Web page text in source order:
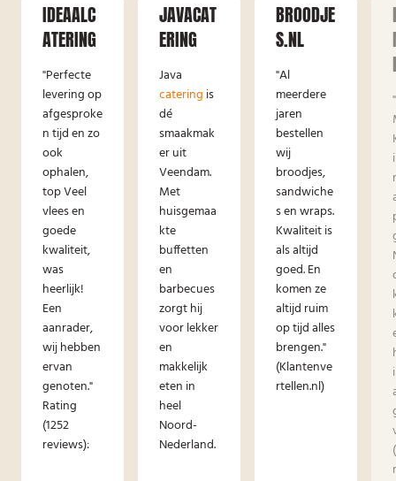
IDEAALC
ATERING
"Perfecte
levering op
afgesproke
n tijd en zo
ook
ophalen,
top Veel
vlees en
goede
kwaliteit,
was
heerlijk!
Een
aanrader,
wij hebben
ervan
genoten."
Rating
(1252
reviews):
JAVACAT
ERING
Java
catering is
dé
smaakmak
er uit
Veendam.
Met
huisgemaa
kte
buffetten
en
barbecues
zorgt hij
voor lekker
en
makkelijk
eten in
heel
Noord-
Nederland.
BROODJE
S.NL
"Al
meerdere
jaren
bestellen
wij
broodjes,
sandwiche
s en wraps.
Kwaliteit is
als altijd
goed. En
komen ze
altijd ruim
op tijd alles
brengen."
(Klantenve
rtellen.nl)